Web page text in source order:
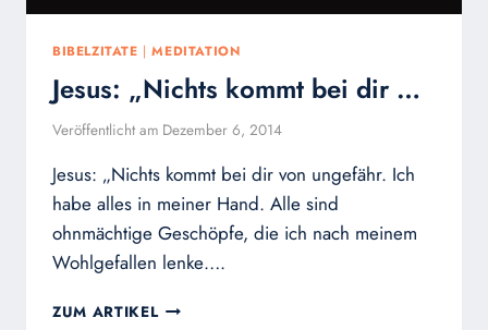
BIBELZITATE |MEDITATION
Jesus: „Nichts kommt bei dir …
Veröffentlicht am Dezember 6, 2014
Jesus: „Nichts kommt bei dir von ungefähr. Ich
habe alles in meiner Hand. Alle sind
ohnmächtige Geschöpfe, die ich nach meinem
Wohlgefallen lenke….
ZUM ARTIKEL JESUS: